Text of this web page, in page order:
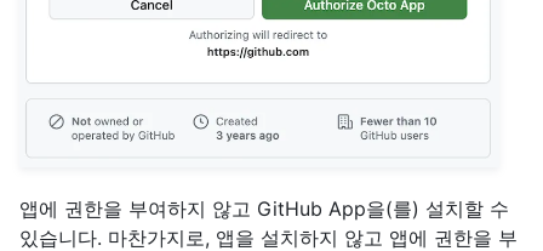
앱에 권한을 부여하지 않고 GitHub App을(를) 설치할 수
있습니다. 마찬가지로, 앱을 설치하지 않고 앱에 권한을 부